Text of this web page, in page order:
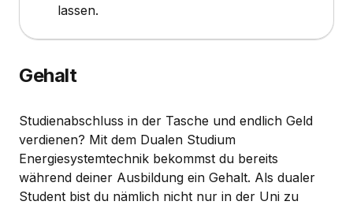
lassen.
Gehalt
Studienabschluss in der Tasche und endlich Geld
verdienen? Mit dem Dualen Studium
Energiesystemtechnik bekommst du bereits
während deiner Ausbildung ein Gehalt. Als dualer
Student bist du nämlich nicht nur in der Uni zu